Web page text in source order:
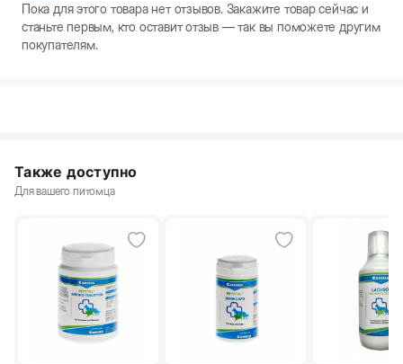
Пока для этого товара нет отзывов. Закажите товар сейчас и
станьте первым, кто оставит отзыв — так вы поможете другим
покупателям.
Также доступно
Для вашего питомца